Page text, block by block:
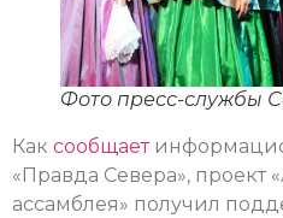
Фото пресс-службы
Как сообщает
«Правда Севера», проект
ассамблея» получил